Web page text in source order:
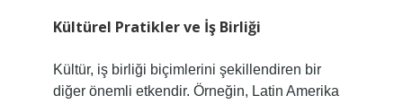
Kültürel Pratikler ve İş Birliği
Kültür, iş birliği biçimlerini şekillendiren bir
diğer önemli etkendir. Örneğin, Latin Amerika